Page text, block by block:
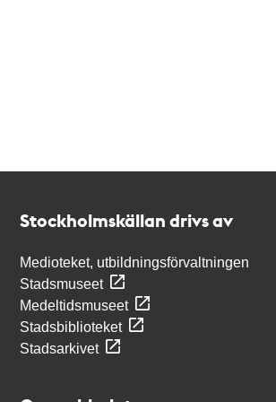
Stockholmskällan drivs av
Medioteket, utbildningsförvaltningen
Stadsmuseet
Medeltidsmuseet
Stadsbiblioteket
Stadsarkivet